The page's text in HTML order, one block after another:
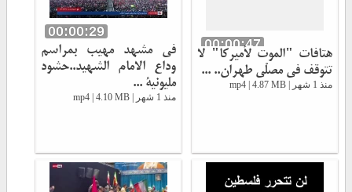
00:00:47
هتافات "الموت لأميركا" لا
تتوقف في مصلّى طهران.. ...
منذ 1 شهر | mp4 | 4.87 MB
00:00:29
في مشهد مهيب بمراسم
وداع الامام الشهيد..حشود
مليونية ...
منذ 1 شهر | mp4 | 4.10 MB